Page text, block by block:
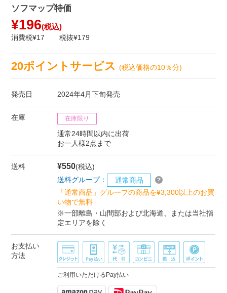
ソフマップ特価
¥196(税込)
消費税¥17 税抜¥179
20ポイントサービス(税込価格の10％分)
発売日 2024年4月下旬発売
在庫 在庫限り
通常24時間以内に出荷
お一人様2点まで
送料 ¥550(税込)
送料グループ：
通常商品
「通常商品」グループの商品を¥3,300以上のお買
い物で無料
※一部離島・山間部および北海道、または当社指
定エリアを除く
お支払い
方法
ご利用いただけるPay払い